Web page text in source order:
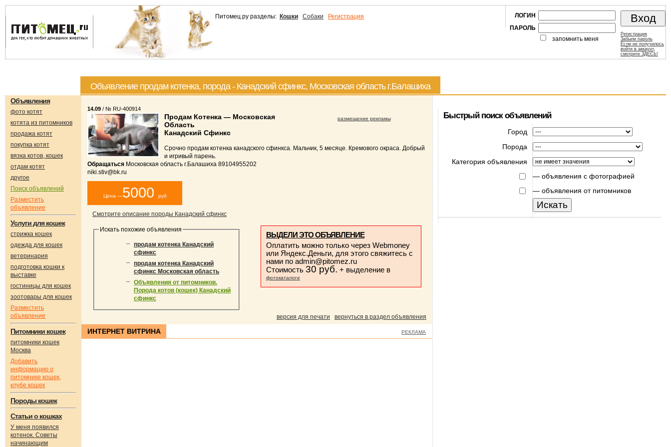
Питомец.ру разделы: Кошки Собаки Регистрация
ЛОГИН
ПАРОЛЬ
запомнить меня
Регистрация
Забыли пароль
Если не получилось
войти в аккаунт,
смотрите ЗДЕСЬ!
Объявление продам котенка, порода - Канадский сфинкс, Московская область г.Балашиха
Объявления
фото котят
котята из питомников
продажа котят
покупка котят
вязка котов, кошек
отдам котят
другое
Поиск объявлений
Разместить
объявление
Услуги для кошек
стрижка кошек
одежда для кошек
ветеринария
подготовка кошки к
выставке
гостиницы для кошек
зоотовары для кошек
Разместить
объявление
Питомники кошек
питомники кошек
Москва
Добавить
информацию о
питомнике кошек,
клубе кошек
Породы кошек
Статьи о кошках
У меня появился
котенок. Советы
начинающим
размещение рекламы
14.09 / № RU-400914
Продам Котенка — Московская
Область
Канадский Сфинкс
Срочно продам котенка канадского сфинкса. Мальчик, 5 месяце. Кремового окраса. Добрый
и игривый парень.
Обращаться Московская область г.Балашиха 89104955202
niki.stiv@bk.ru
Цена —5000 руб
Смотрите описание породы Канадский сфинкс
Искать похожие объявления
продам котенка Канадский
сфинкс
продам котенка Канадский
сфинкс Московская область
Объявления от питомников.
Порода котов (кошек) Канадский
сфинкс
ВЫДЕЛИ ЭТО ОБЪЯВЛЕНИЕ
Оплатить можно только через Webmoney
или Яндекс.Деньги, для этого свяжитесь с
нами по admin@pitomez.ru
Стоимость 30 руб. + выделение в
фотокаталоге
версия для печати вернуться в раздел объявления
ИНТЕРНЕТ ВИТРИНА РЕКЛАМА
Быстрый поиск объявлений
Город
Порода
Категория объявления
— объявления с фотографией
— объявления от питомников